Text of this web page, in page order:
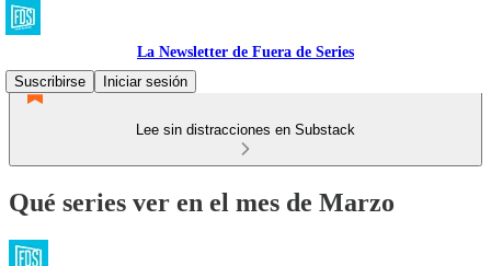
La Newsletter de Fuera de Series
Suscribirse
Iniciar sesión
Lee sin distracciones en Substack
Qué series ver en el mes de Marzo